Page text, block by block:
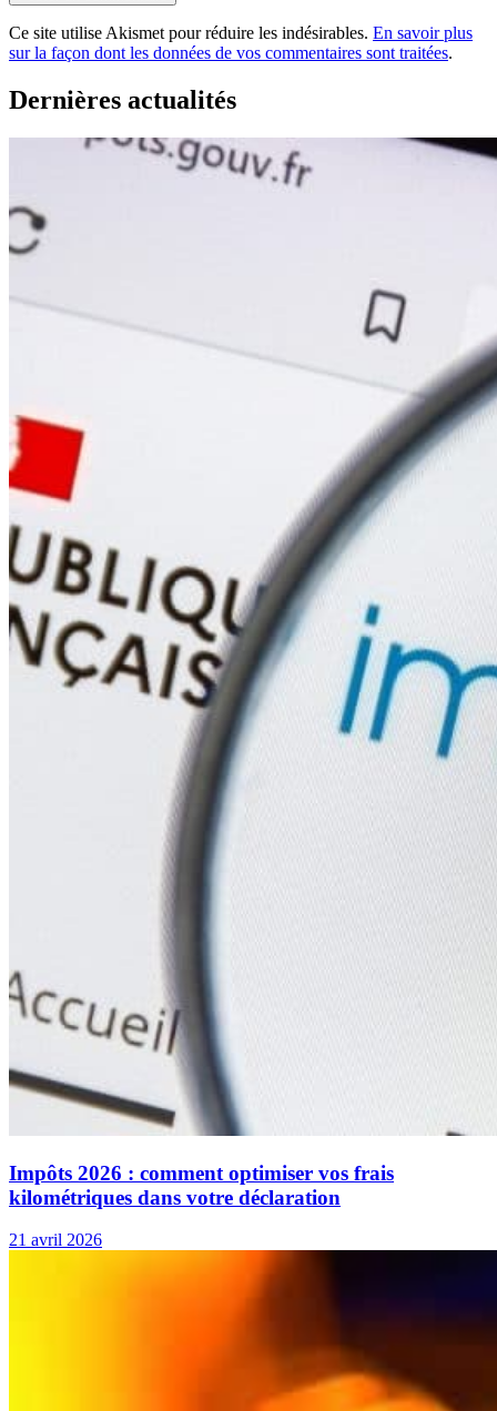
Ce site utilise Akismet pour réduire les indésirables. En savoir plus
sur la façon dont les données de vos commentaires sont traitées.
Dernières actualités
Impôts 2026 : comment optimiser vos frais
kilométriques dans votre déclaration
21 avril 2026